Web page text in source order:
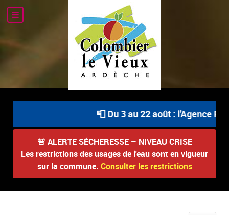
📮 Du 3 au 22 août : l'Agence
🚨 ALERTE SÉCHERESSE – NIVEAU CRISE
Les restrictions des usages de l'eau sont en vigueur
sur la commune. Consulter les restrictions